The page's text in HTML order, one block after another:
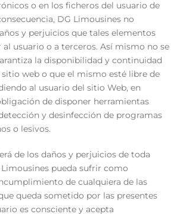
o en los ficheros del usuario de
DG Limousines no
y perjuicios que tales elementos
al usuario o a terceros. Así mismo no se
la disponibilidad y continuidad
sitio web o que el mismo esté libre de
al usuario del sitio Web, en
de disponer herramientas
y desinfección de programas
o lesivos.
de los daños y perjuicios de toda
pueda sufrir como
de cualquiera de las
queda sometido por las presentes
es consciente y acepta